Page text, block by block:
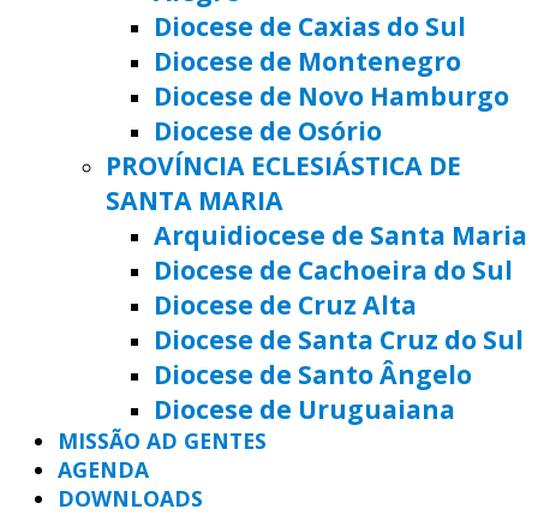
Diocese de Caxias do Sul
Diocese de Montenegro
Diocese de Novo Hamburgo
Diocese de Osório
PROVÍNCIA ECLESIÁSTICA DE
SANTA MARIA
Arquidiocese de Santa Maria
Diocese de Cachoeira do Sul
Diocese de Cruz Alta
Diocese de Santa Cruz do Sul
Diocese de Santo Ângelo
Diocese de Uruguaiana
MISSÃO AD GENTES
AGENDA
DOWNLOADS